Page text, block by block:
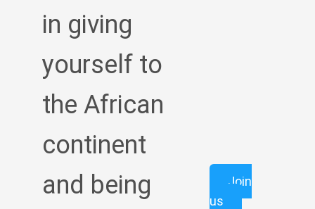
in giving
yourself to
the African
continent
and being
Join
us